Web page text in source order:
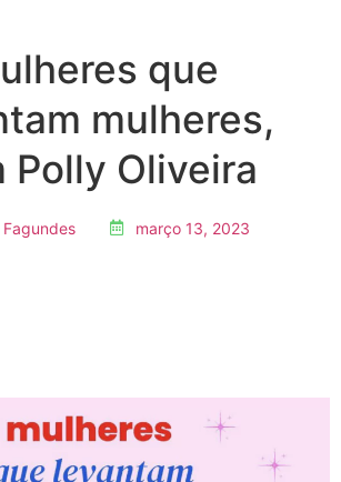
que
mulheres,
Polly Oliveira
Fagundes março 13, 2023